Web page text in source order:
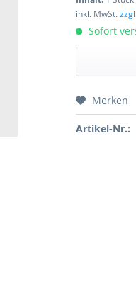
inkl. MwSt.
Sofort
Preis
Merken
Artikel-Nr.: